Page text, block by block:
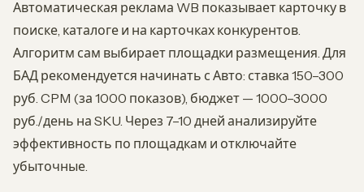
Автоматическая реклама WB показывает карточку в
поиске, каталоге и на карточках конкурентов.
Алгоритм сам выбирает площадки размещения. Для
БАД рекомендуется начинать с Авто: ставка 150–300
руб. CPM (за 1000 показов), бюджет — 1000–3000
руб./день на SKU. Через 7–10 дней анализируйте
эффективность по площадкам и отключайте
убыточные.